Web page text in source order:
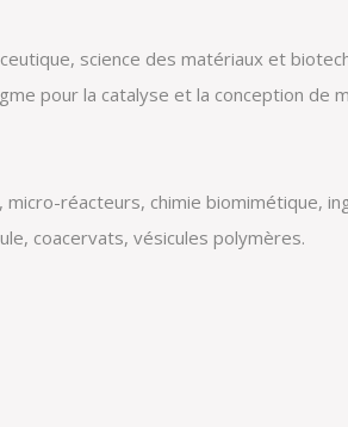
science des matériaux et
pour la catalyse et la conception de
réacteurs, chimie biomimétique,
coacervats, vésicules polymères.